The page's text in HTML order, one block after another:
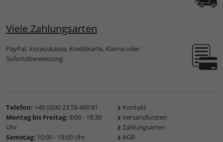
Viele Zahlungsarten
PayPal, Vorauskasse, Kreditkarte, Klarna oder
Sofortüberweisung
Telefon: +49 (0)30 23 59 490 81
Montag bis Freitag: 8:00 - 18:30
Uhr
Samstag: 10:00 - 18:00 Uhr
Kontakt
Versandkosten
Zahlungsarten
AGB